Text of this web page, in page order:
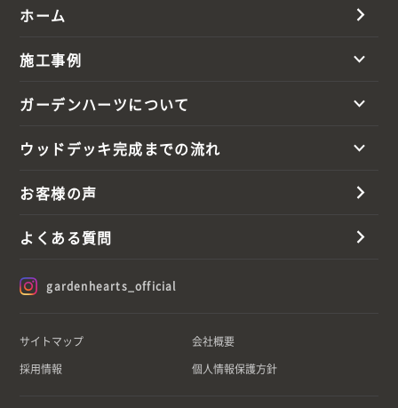
ホーム
施工事例
ガーデンハーツについて
ウッドデッキ完成までの流れ
お客様の声
よくある質問
gardenhearts_official
サイトマップ
会社概要
採用情報
個人情報保護方針